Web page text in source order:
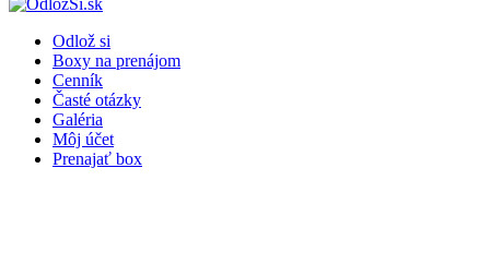
Odlož si
Boxy na prenájom
Cenník
Časté otázky
Galéria
Môj účet
Prenajať box